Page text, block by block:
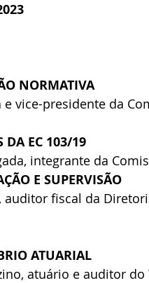
NORMATIVA
vice-presidente da
DA EC 103/19
integrante da
E SUPERVISÃO
fiscal da
ATUARIAL
atuário e auditor